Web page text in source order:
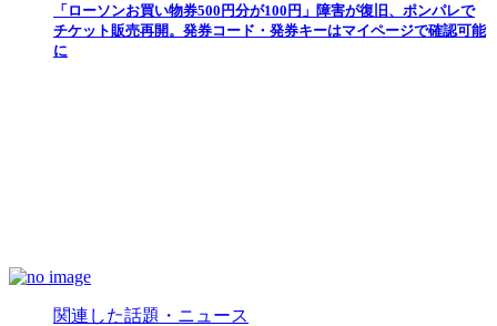
「ローソンお買い物券500円分が100円」障害が復旧、ポンパレで
チケット販売再開。発券コード・発券キーはマイページで確認可能
に
関連した話題・ニュース